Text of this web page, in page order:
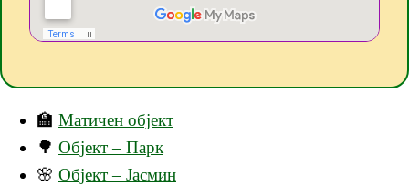
🏫 Матичен објект
🌳 Објект – Парк
🌸 Објект – Јасмин